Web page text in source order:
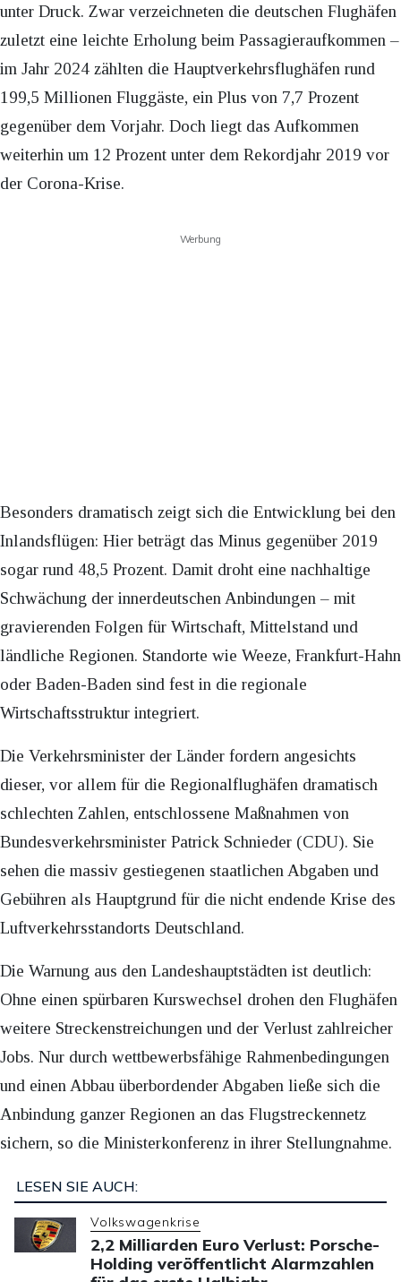
unter Druck. Zwar verzeichneten die deutschen Flughäfen
zuletzt eine leichte Erholung beim Passagieraufkommen –
im Jahr 2024 zählten die Hauptverkehrsflughäfen rund
199,5 Millionen Fluggäste, ein Plus von 7,7 Prozent
gegenüber dem Vorjahr. Doch liegt das Aufkommen
weiterhin um 12 Prozent unter dem Rekordjahr 2019 vor
der Corona-Krise.
Werbung
Besonders dramatisch zeigt sich die Entwicklung bei den
Inlandsflügen: Hier beträgt das Minus gegenüber 2019
sogar rund 48,5 Prozent. Damit droht eine nachhaltige
Schwächung der innerdeutschen Anbindungen – mit
gravierenden Folgen für Wirtschaft, Mittelstand und
ländliche Regionen. Standorte wie Weeze, Frankfurt-Hahn
oder Baden-Baden sind fest in die regionale
Wirtschaftsstruktur integriert.
Die Verkehrsminister der Länder fordern angesichts
dieser, vor allem für die Regionalflughäfen dramatisch
schlechten Zahlen, entschlossene Maßnahmen von
Bundesverkehrsminister Patrick Schnieder (CDU). Sie
sehen die massiv gestiegenen staatlichen Abgaben und
Gebühren als Hauptgrund für die nicht endende Krise des
Luftverkehrsstandorts Deutschland.
Die Warnung aus den Landeshauptstädten ist deutlich:
Ohne einen spürbaren Kurswechsel drohen den Flughäfen
weitere Streckenstreichungen und der Verlust zahlreicher
Jobs. Nur durch wettbewerbsfähige Rahmenbedingungen
und einen Abbau überbordender Abgaben ließe sich die
Anbindung ganzer Regionen an das Flugstreckennetz
sichern, so die Ministerkonferenz in ihrer Stellungnahme.
LESEN SIE AUCH:
Volkswagenkrise
2,2 Milliarden Euro Verlust: Porsche-
Holding veröffentlicht Alarmzahlen